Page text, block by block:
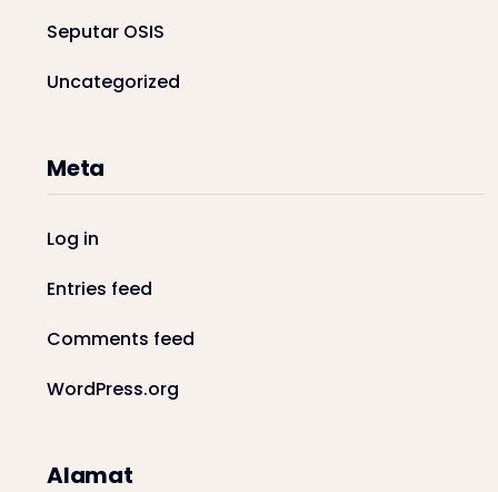
Seputar OSIS
Uncategorized
Meta
Log in
Entries feed
Comments feed
WordPress.org
Alamat